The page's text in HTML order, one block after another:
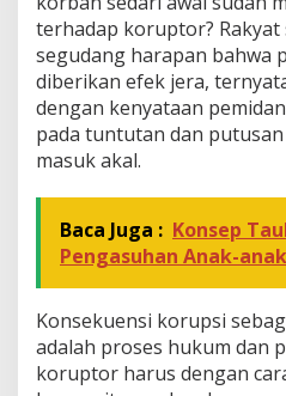
terhadap koruptor? Rakyat
segudang harapan bahwa
diberikan efek jera,
dengan kenyataan
pada tuntutan dan
masuk akal.
Baca Juga : Konsep
Pengasuhan Anak-anak
Konsekuensi korupsi
adalah proses hukum dan
koruptor harus dengan